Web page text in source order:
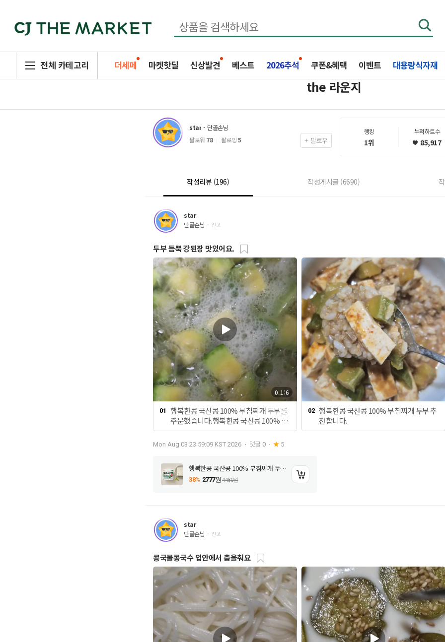
전체 카테고리 더세페 마켓핫딜 신상발견 베스트 2026추석 쿠폰&혜택 이벤트 대용량식자재
the 라운지
star
단골손님
팔로워 78 팔로잉5 팔로우
랭킹
1위
누적하트수
85,917
작성리뷰 (196) 작성게시글 (6690)
star
단골손님
신고
두부 듬뿍 강된장 맛있어요.
0.1:6
01
행복한콩 국산콩 100% 부침찌개 두부를
주문했습니다.행복한콩 국산콩 100% 부
침찌개 두부는 부침으로도 찌개로도 마음
대로 먹을 수 있어서 너무 좋습니다.오늘
은 행복한콩 국산콩 100% 부침찌개 두부
료를 넣고 비빔 양념만 넣으면 금방 우렁
강된장을 먹을 수 있습니다. 양파를 깨끗
요. 물이 끓으면 다담 양념을 넣고 다시 끓
어오르면 중불에서 3분간 더 끓여 주세요.
그리고 행복한콩 국산콩 두부를 넣은 후 1
있는 우렁 강된장이 완성 됩니다. 음 냄새
도 너무 너무 좋습니다. 밥과 함께 먹으면
됩니다. 진짜 밥도둑이 따로 없습니다.오
늘은 발아현미밥을 전자레인지에 2분만
조리해 발아현미밥과 함께 먹었습니다.
와 두부가 고소하고 정말 맛있습니다.
02 행복한콩 국산콩 100% 부침찌개 두부 추
천합니다.
Mon Aug 03 23:59:09 KST 2026 댓글 0 5
행복한콩 국산콩 100% 부침찌개 두부 300g
38% 2777원 4480원
star
단골손님
신고
콩국물콩국수 입안에서 춤을춰요